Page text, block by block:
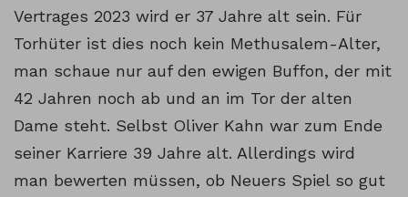
Vertrages 2023 wird er 37 Jahre alt sein. Für
Torhüter ist dies noch kein Methusalem-Alter,
man schaue nur auf den ewigen Buffon, der mit
42 Jahren noch ab und an im Tor der alten
Dame steht. Selbst Oliver Kahn war zum Ende
seiner Karriere 39 Jahre alt. Allerdings wird
man bewerten müssen, ob Neuers Spiel so gut